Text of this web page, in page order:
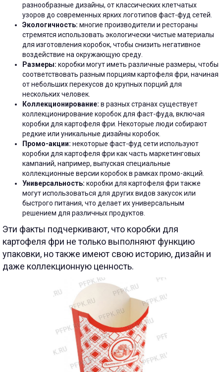
разнообразные дизайны, от классических клетчатых
узоров до современных ярких логотипов фаст-фуд сетей.
Экологичность: многие производители и рестораны
стремятся использовать экологически чистые материалы
для изготовления коробок, чтобы снизить негативное
воздействие на окружающую среду.
Размеры: коробки могут иметь различные размеры, чтобы
соответствовать разным порциям картофеля фри, начиная
от небольших перекусов до крупных порций для
нескольких человек.
Коллекционирование: в разных странах существует
коллекционирование коробок для фаст-фуда, включая
коробки для картофеля фри. Некоторые люди собирают
редкие или уникальные дизайны коробок.
Промо-акции: некоторые фаст-фуд сети используют
коробки для картофеля фри как часть маркетинговых
кампаний, например, выпуская специальные
коллекционные версии коробок в рамках промо-акций.
Универсальность: коробки для картофеля фри также
могут использоваться для других видов закусок или
быстрого питания, что делает их универсальным
решением для различных продуктов.
Эти факты подчеркивают, что коробки для
картофеля фри не только выполняют функцию
упаковки, но также имеют свою историю, дизайн и
даже коллекционную ценность.